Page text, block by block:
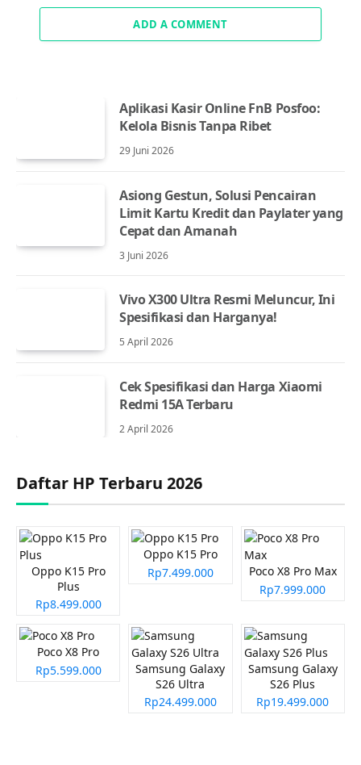
ADD A COMMENT
Aplikasi Kasir Online FnB Posfoo:
Kelola Bisnis Tanpa Ribet
29 Juni 2026
Asiong Gestun, Solusi Pencairan
Limit Kartu Kredit dan Paylater yang
Cepat dan Amanah
3 Juni 2026
Vivo X300 Ultra Resmi Meluncur, Ini
Spesifikasi dan Harganya!
5 April 2026
Cek Spesifikasi dan Harga Xiaomi
Redmi 15A Terbaru
2 April 2026
Daftar HP Terbaru 2026
Oppo K15 Pro
Plus
Rp8.499.000
Oppo K15 Pro
Rp7.499.000
Poco X8 Pro Max
Rp7.999.000
Poco X8 Pro
Rp5.599.000
Samsung Galaxy
S26 Ultra
Rp24.499.000
Samsung Galaxy
S26 Plus
Rp19.499.000